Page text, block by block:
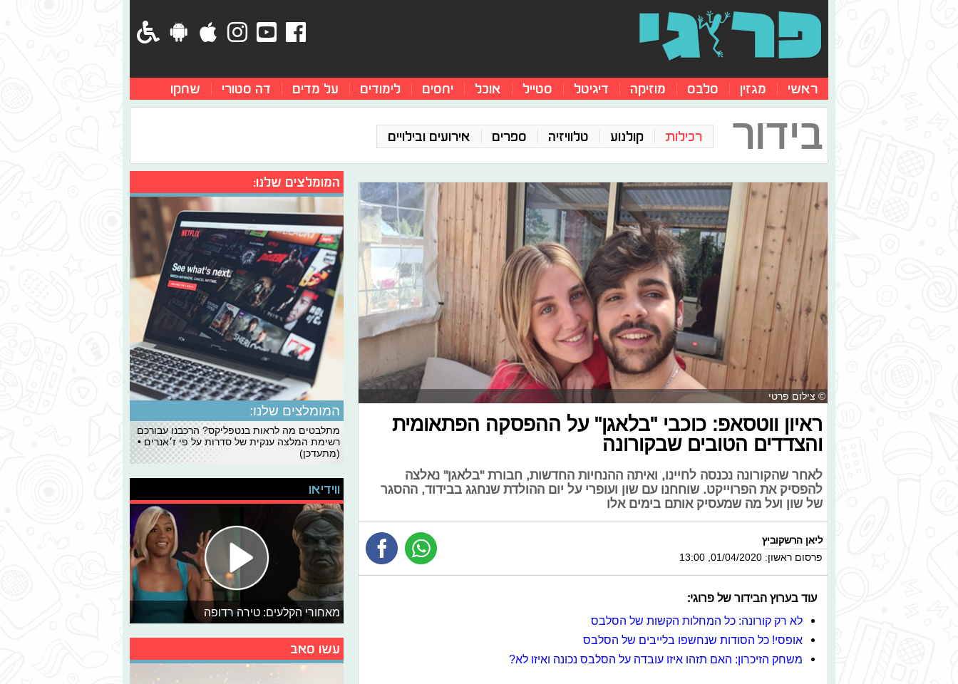
ראשי מגזין סלבס מוזיקה דיגיטל סטייל אוכל יחסים לימודים על מדים דה סטורי שחקו
בידור רכילות קולנוע טלוויזיה ספרים אירועים ובילויים
© צילום פרטי
ראיון ווטסאפ: כוכבי "בלאגן" על ההפסקה הפתאומית
והצדדים הטובים שבקורונה
לאחר שהקורונה נכנסה לחיינו, ואיתה ההנחיות החדשות, חבורת "בלאגן" נאלצה
להפסיק את הפרוייקט. שוחחנו עם שון ועופרי על יום ההולדת שנחגג בבידוד, ההסגר
של שון ועל מה שמעסיק אותם בימים אלו
ליאן הרשקוביץ
פרסום ראשון: 01/04/2020, 13:00
עוד בערוץ הבידור של פרוגי:
לא רק קורונה: כל המחלות הקשות של הסלבס
אופסי! כל הסודות שנחשפו בלייבים של הסלבס
משחק הזיכרון: האם תזהו איזו עובדה על הסלבס נכונה ואיזו לא?
המומלצים שלנו:
המומלצים שלנו:
מתלבטים מה לראות בנטפליקס? הרכבנו עבורכם
רשימת המלצה ענקית של סדרות על פי ז׳אנרים •
(מתעדכן)
ווידיאו
מאחורי הקלעים: טירה רדופה
עשו סאב